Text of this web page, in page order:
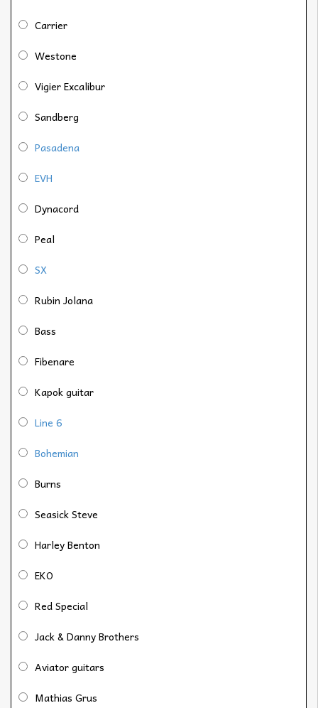
Carrier
Westone
Vigier Excalibur
Sandberg
Pasadena
EVH
Dynacord
Peal
SX
Rubin Jolana
Bass
Fibenare
Kapok guitar
Line 6
Bohemian
Burns
Seasick Steve
Harley Benton
EKO
Red Special
Jack & Danny Brothers
Aviator guitars
Mathias Grus